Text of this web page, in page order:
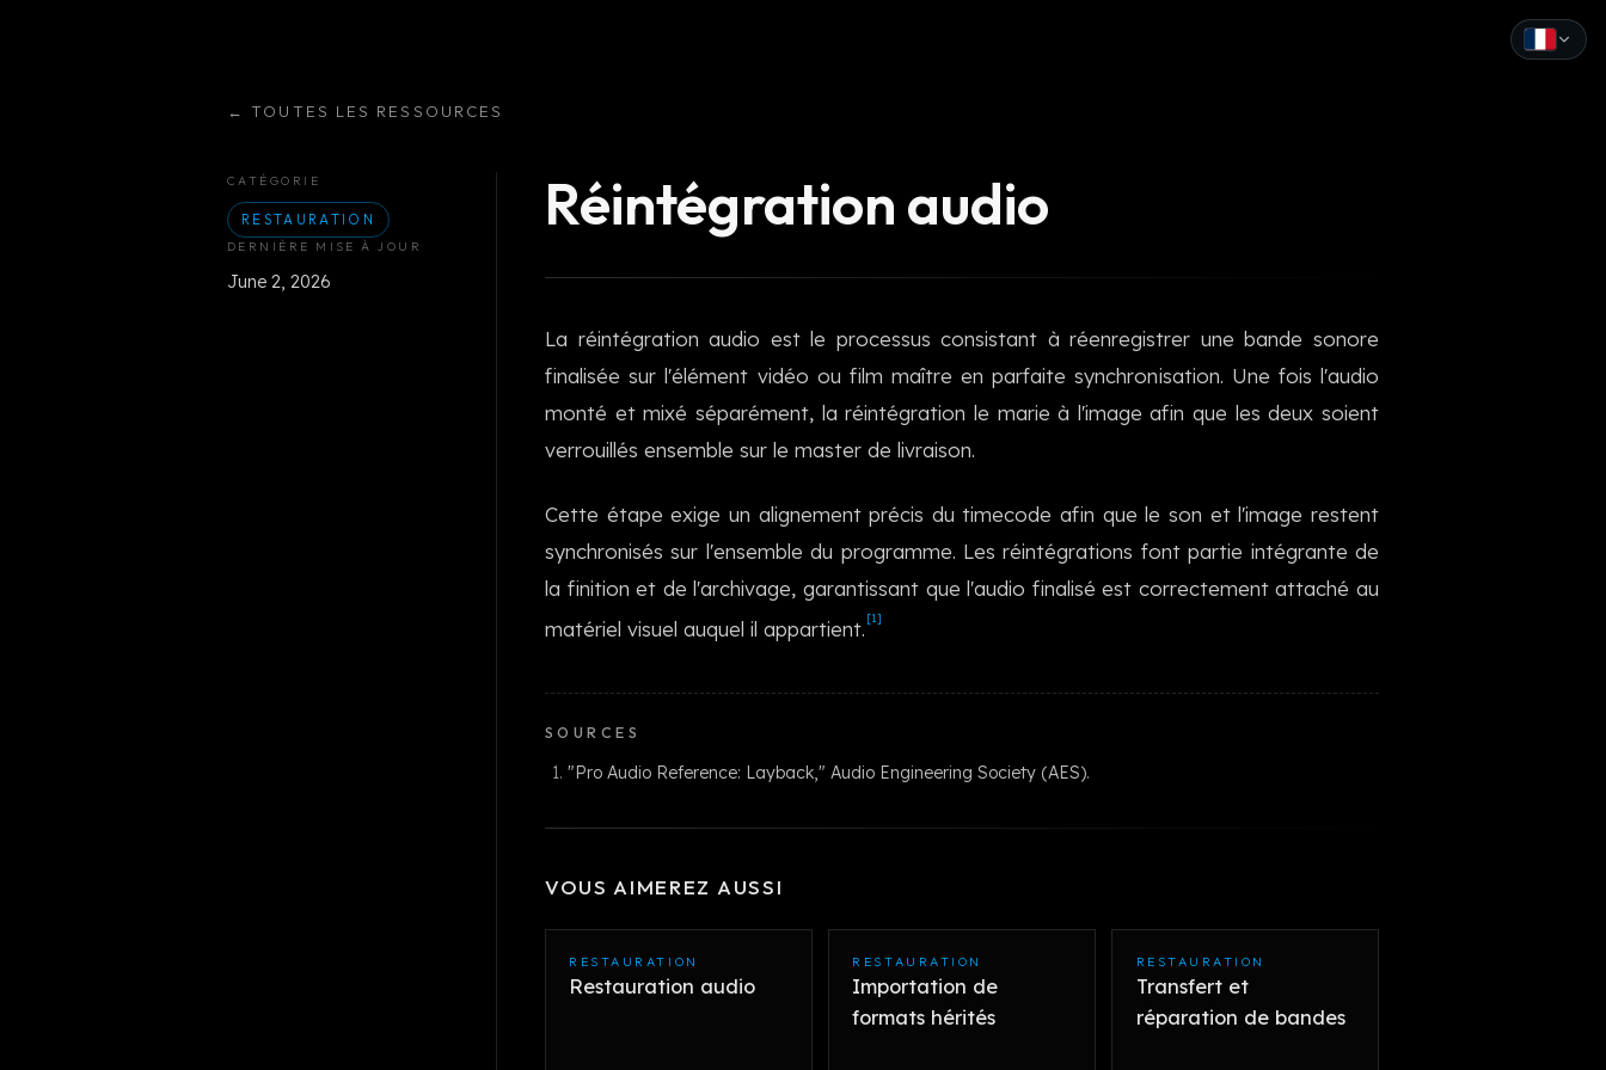
← TOUTES LES RESSOURCES
CATÉGORIE
RESTAURATION
DERNIÈRE MISE À JOUR
June 2, 2026
Réintégration audio
La réintégration audio est le processus consistant à réenregistrer une bande sonore
finalisée sur l'élément vidéo ou film maître en parfaite synchronisation. Une fois l'audio
monté et mixé séparément, la réintégration le marie à l'image afin que les deux soient
verrouillés ensemble sur le master de livraison.
Cette étape exige un alignement précis du timecode afin que le son et l'image restent
synchronisés sur l'ensemble du programme. Les réintégrations font partie intégrante de
la finition et de l'archivage, garantissant que l'audio finalisé est correctement attaché au
matériel visuel auquel il appartient. [1]
SOURCES
"Pro Audio Reference: Layback," Audio Engineering Society (AES).
VOUS AIMEREZ AUSSI
RESTAURATION
Restauration audio
RESTAURATION
Importation de
formats hérités
RESTAURATION
Transfert et
réparation de bandes